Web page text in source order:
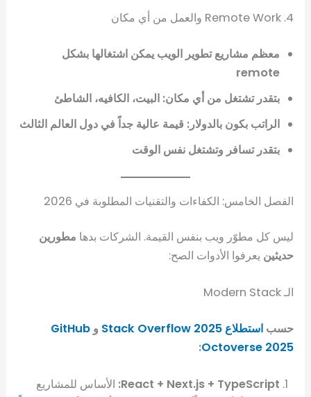
4. Remote Work والعمل من أي مكان
معظم مشاريع تطوير الويب يمكن اشتغالها بشكل
remote
بتقدر تشتغل من أي مكان: البيت، الكافيه، الشاطئ
الراتب بكون بالدولار: قيمة عالية جداً في دول العالم الثالث
بتقدر تسافر وتشتغل نفس الوقت
الفصل الخامس: الكفاءات والتقنيات المطلوبة في 2026
ليس كل مطوّر ويب بنفس القيمة. الشركات بدها مطورين
حديثين يعرفوا الأدوات الصح:
الـ Modern Stack
حسباستطلاع Stack Overflow 2025 وGitHub
Octoverse 2025
:
React + Next.js + TypeScript: الأساس للمشاريع